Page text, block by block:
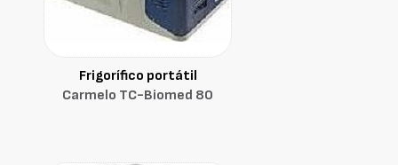
Frigorífico portátil
Carmelo TC-Biomed 80